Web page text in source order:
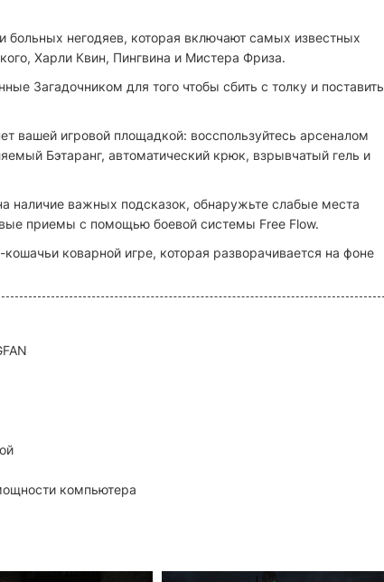
больных негодяев, которая включают самых известных
Харли Квин, Пингвина и Мистера Фриза.
Загадочником для того чтобы сбить с толку и поставить
вашей игровой площадкой: восспользуйтесь арсеналом
Бэтаранг, автоматический крюк, взрывчатый гель и
наличие важных подсказок, обнаружьте слабые места
приемы с помощью боевой системы Free Flow.
коварной игре, которая разворачивается на фоне
компьютера